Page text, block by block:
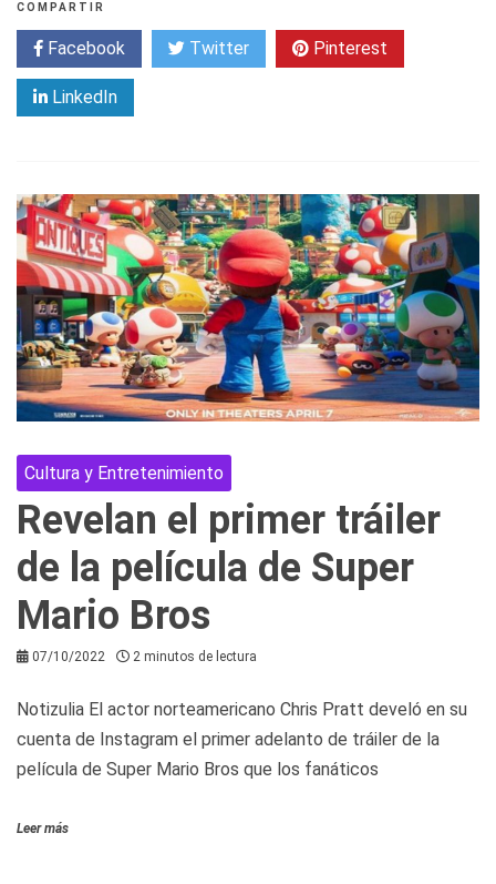
COMPARTIR
Facebook Twitter Pinterest
LinkedIn
Cultura y Entretenimiento
Revelan el primer tráiler
de la película de Super
Mario Bros
07/10/2022 2 minutos de lectura
Notizulia El actor norteamericano Chris Pratt develó en su
cuenta de Instagram el primer adelanto de tráiler de la
película de Super Mario Bros que los fanáticos
Leer más